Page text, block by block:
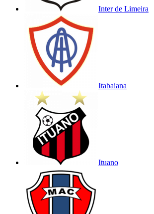
Inter de Limeira
Itabaiana
Ituano